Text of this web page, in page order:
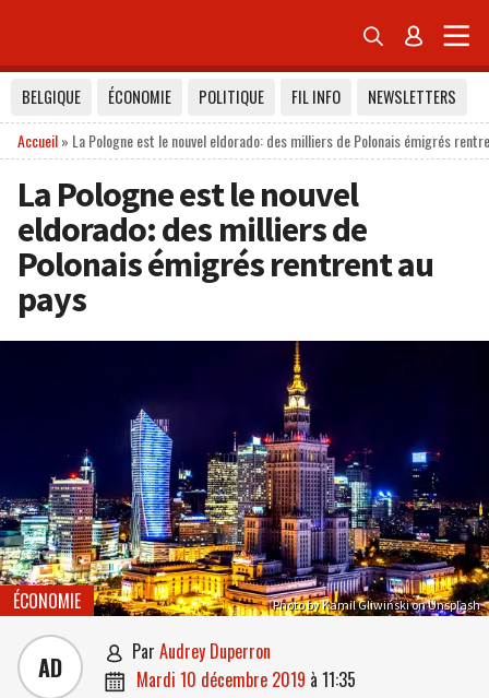
 
BELGIQUE ÉCONOMIE POLITIQUE FIL INFO
NEWSLETTERS
Accueil» La Pologne est le nouvel eldorado: des milliers de Polonais émigrés
La Pologne est le nouvel
eldorado: des milliers de
Polonais émigrés rentrent au
pays
Photo by Kamil Gliwiński on Unsplash
ÉCONOMIE
AD  par Audrey Duperron
 mardi 10 décembre 2019 à 11:35